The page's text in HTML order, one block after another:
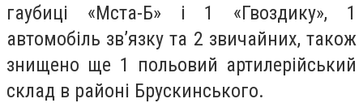
гаубиці «Мста-Б» і 1 «Гвоздику», 1
автомобіль зв’язку та 2 звичайних, також
знищено ще 1 польовий артилерійський
склад в районі Брускинського.